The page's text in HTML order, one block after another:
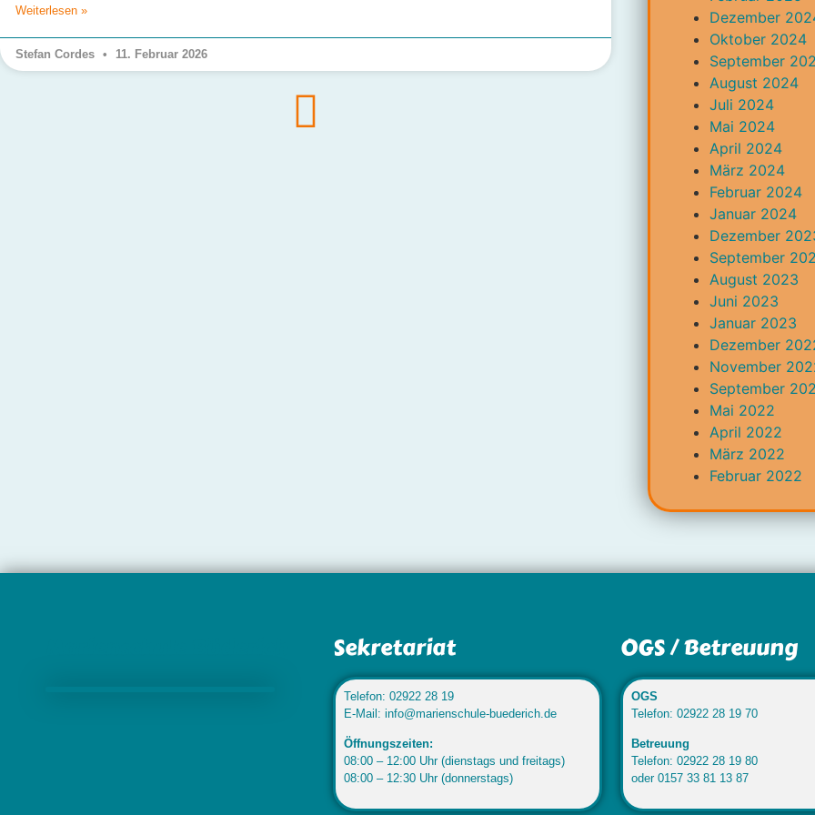
Weiterlesen »
Stefan Cordes 11. Februar 2026
Dezember
Oktober 2024
September
August 2024
Juli 2024
Mai 2024
April 2024
März 2024
Februar 2024
Januar 2024
Dezember
September
August 2023
Juni 2023
Januar 2023
Dezember
November
September
Mai 2022
April 2022
März 2022
Februar 2022
Sekretariat
Telefon: 02922 28 19
E-Mail: info@marienschule-buederich.de
Öffnungszeiten:
08:00 – 12:00 Uhr (dienstags und freitags)
08:00 – 12:30 Uhr (donnerstags)
OGS / Betreuung
OGS
Telefon: 02922 28 19 70
Betreuung
Telefon: 02922 28 19 80
oder 0157 33 81 13 87